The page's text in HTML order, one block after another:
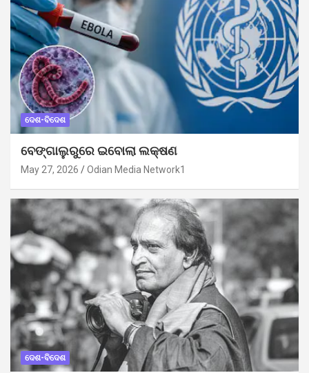
ଦେଶ-ବିଦେଶ
ବେଙ୍ଗାଲୁରୁରେ ଇବୋଲା ଲକ୍ଷଣ
May 27, 2026 Odian Media Network1
ଦେଶ-ବିଦେଶ